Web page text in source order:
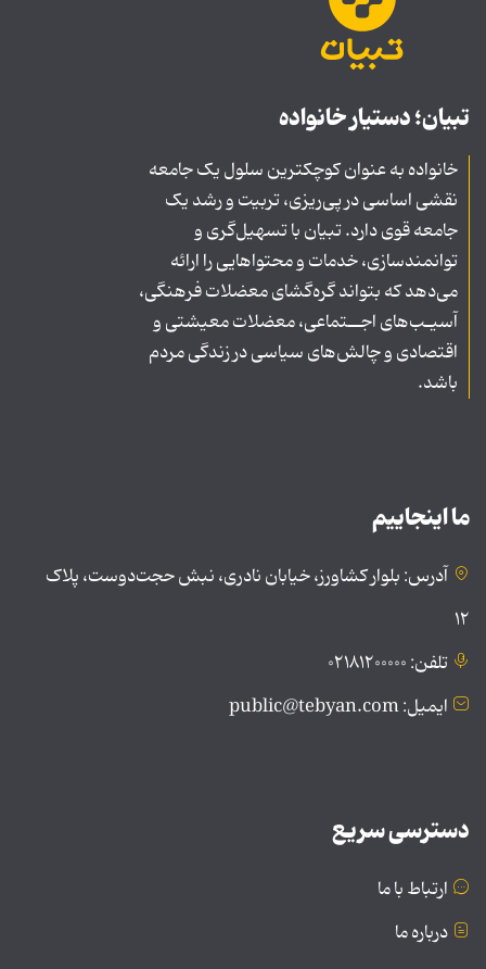
تبیان؛ دستیار خانواده
خانواده به عنوان کوچکترین سلول یک جامعه
نقشی اساسی در پی‌ریزی، تربیت و رشد یک
جامعه قوی دارد. تبیان با تسهیل‌گری و
توانمندسازی، خدمات و محتواهایی را ارائه
می‌دهد که بتواند گره‌گشای معضلات فرهنگی،
آسیـب‌های اجــتماعی، معضلات معیشتی و
اقتصادی و چالش‌های سیاسی در زندگی مردم
باشد.
ما اینجاییم
آدرس: بلوار کشاورز، خیابان نادری، نبش حجت‌دوست، پلاک
۱۲
تلفن: ۰۲۱۸۱۲۰۰۰۰۰
ایمیل: public@tebyan.com
دسترسی سریع
ارتباط با ما
درباره ما